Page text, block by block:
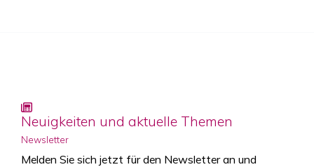
Neuigkeiten und aktuelle Themen
Newsletter
Melden Sie sich jetzt für den Newsletter an und